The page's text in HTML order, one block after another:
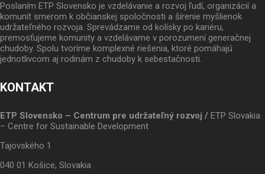
Poslaním ETP Slovensko je vzdelávanie a rozvoj ľudí, organizácií a
komunít smerom k občianskej spoločnosti a šírenie myšlienok
udržateľného rozvoja. Sprevádzame od kolísky po kariéru,
premosťujeme komunity a vzdelávame v porozumení generačnej
chudoby. Spolu tvoríme komplexné riešenia, ktoré pomáhajú
jednotlivcom aj rodinám z chudoby k sebestačnosti.
KONTAKT
ETP Slovensko – Centrum pre udržateľný rozvoj / ETP Slovakia
– Centre for Sustainable Development
Tajovského 1
040 01 Košice, Slovakia